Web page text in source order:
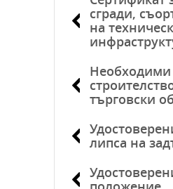
сгради,
на
Необходими
търговски
липса на